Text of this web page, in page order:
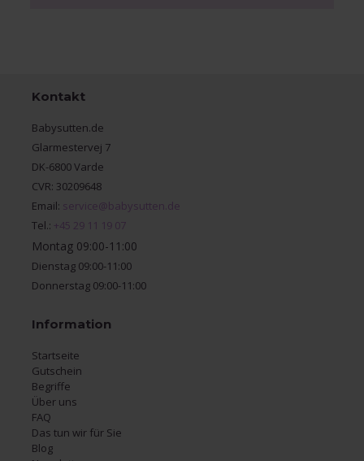
Kontakt
Babysutten.de
Glarmestervej 7
DK-6800 Varde
CVR: 30209648
Email: service@babysutten.de
Tel.: +45 29 11 19 07
Montag 09:00-11:00
Dienstag 09:00-11:00
Donnerstag 09:00-11:00
Information
Startseite
Gutschein
Begriffe
Über uns
FAQ
Das tun wir für Sie
Blog